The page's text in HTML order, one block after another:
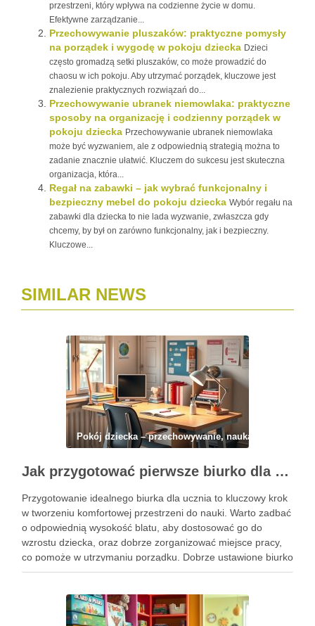
przestrzeni, który wpływa na codzienne życie w domu.
Efektywne zarządzanie...
Przechowywanie pluszaków: praktyczne pomysły
na porządek i wygodę w pokoju dziecka Dzieci
często gromadzą setki pluszaków, co może prowadzić do
chaosu w ich pokoju. Aby utrzymać porządek, kluczowe jest
znalezienie praktycznych rozwiązań do...
Przechowywanie ubranek niemowlaka: praktyczne
sposoby na organizację i codzienny porządek w
pokoju dziecka Przechowywanie ubranek niemowlaka
może być wyzwaniem, ale z odpowiednią strategią można to
zadanie znacznie ułatwić. Kluczem do sukcesu jest skuteczna
organizacja, która...
Regał na zabawki – jak wybrać funkcjonalny i
bezpieczny mebel do pokoju dziecka Wybór regału na
zabawki dla dziecka to nie lada wyzwanie, zwłaszcza gdy
chcemy, by był on zarówno funkcjonalny, jak i bezpieczny.
Kluczowe...
SIMILAR NEWS
Pokój dziecka – przechowywanie, nauka i codzienny
Jak przygotować pierwsze biurko dla ucznia: ergonomia, organizacja i oświetlenie dla komfortu nauki
Przygotowanie idealnego biurka dla ucznia to kluczowy krok
w tworzeniu komfortowej przestrzeni do nauki. Warto zadbać
o odpowiednią wysokość blatu, aby dostosować go do
wzrostu dziecka, oraz dobrze zorganizować miejsce pracy,
co pomoże w utrzymaniu porządku. Dobrze ustawione biurko
względem okna pozwoli maksymalnie wykorzystać naturalne